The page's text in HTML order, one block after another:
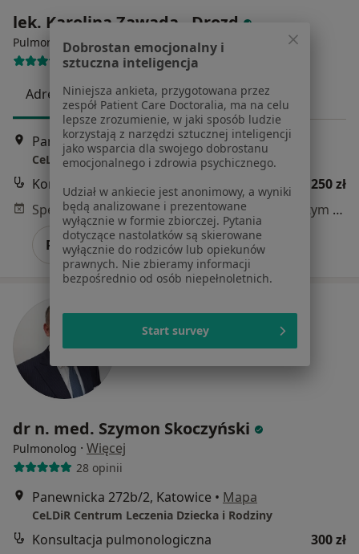
lek. Karolina Zawada - Drozd
Pulmonolog·Więcej
20 opinii
Adres Online
Panewnicka 272b/2, Katowice• Mapa
CeLDiR Centrum Leczenia Dziecka i Rodziny
Konsultacja pulmonologiczna
250 zł
Specjalista nie oferuje umawiania online pod tym adresem.
Poproś o wizytę
dr n. med. Szymon Skoczyński
Pulmonolog · Więcej
28 opinii
Panewnicka 272b/2, Katowice • Mapa
CeLDiR Centrum Leczenia Dziecka i Rodziny
Konsultacja pulmonologiczna
300 zł
Dobrostan emocjonalny i
sztuczna inteligencja
Niniejsza ankieta, przygotowana przez
zespół Patient Care Doctoralia, ma na celu
lepsze zrozumienie, w jaki sposób ludzie
korzystają z narzędzi sztucznej inteligencji
jako wsparcia dla swojego dobrostanu
emocjonalnego i zdrowia psychicznego.
Udział w ankiecie jest anonimowy, a wyniki
będą analizowane i prezentowane
wyłącznie w formie zbiorczej. Pytania
dotyczące nastolatków są skierowane
wyłącznie do rodziców lub opiekunów
prawnych. Nie zbieramy informacji
bezpośrednio od osób niepełnoletnich.
Start survey